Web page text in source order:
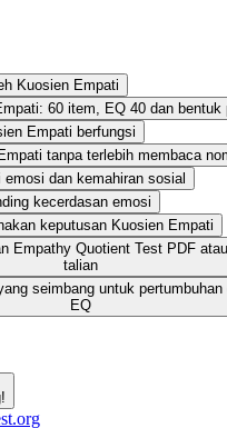
Kuosien Empati
60 item, EQ 40 dan bentuk
Empati berfungsi
tanpa terlebih membaca
dan kemahiran sosial
kecerdasan emosi
keputusan Kuosien Empati
Empathy Quotient Test PDF
talian
seimbang untuk
EQ